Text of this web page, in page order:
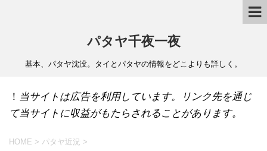
パタヤ千夜一夜
基本、パタヤ沈没。タイとパタヤの情報をどこよりも詳しく。
！ 当サイトは広告を利用しています。リンク先を通じ
て当サイトに収益がもたらされることがあります。
HOME > パタヤ近況 >